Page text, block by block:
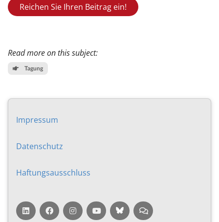
Reichen Sie Ihren Beitrag ein!
Read more on this subject:
Tagung
Impressum
Da­ten­schutz
Haf­tungs­aus­schluss